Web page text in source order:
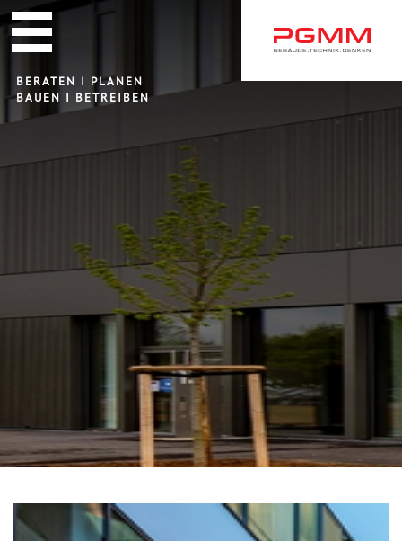
überspringen
BERATEN I PLANEN
BAUEN I BETREIBEN